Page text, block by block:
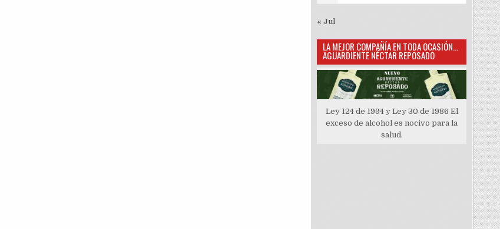
« Jul
LA MEJOR COMPAÑÍA EN TODA OCASIÓN…
AGUARDIENTE NÉCTAR REPOSADO
Ley 124 de 1994 y Ley 30 de 1986 El
exceso de alcohol es nocivo para la
salud.